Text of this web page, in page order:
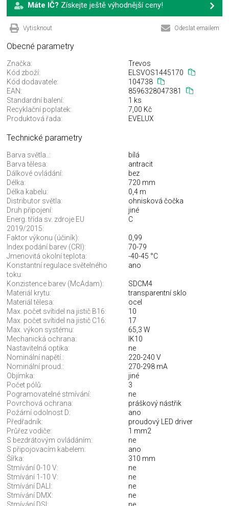
Máte IČ? Získejte ještě výhodnější ceny!
Vytisknout Odeslat emailem
Obecné parametry
Značka:
Trevos
Kód zboží:
ELSVOS1445170
Kód dodavatele:
104738
EAN:
8596328047381
Standardní balení:
1 ks
Recyklační poplatek:
7,00 Kč
Produktová řada:
EVELUX
Technické parametry
Barva světla..:
bílá
Barva tělesa:
antracit
Dálkové ovládání:
bez
Délka:
720 mm
Délka kabelu:
0,4 m
Distributor světla:
ohnisková čočka
Druh připojení:
jiné
Energ. třída sv. zdroje EU
2019/2015:
C
Faktor výkonu (účiník):
0,99
Index podání barev (CRI):
70-79
Jmenovitá okolní teplota:
-40-45 °C
Konstantní regulace světelného
toku:
ano
Konzistence barev (McAdam):
SDCM4
Materiál krytu:
transparentní sklo
Materiál tělesa:
ocel
Max. počet svítidel na jistič B16:
10
Max. počet svítidel na jistič C16:
17
Max. výkon systému:
65,3 W
Mechanická ochrana:
IK10
Nastavitelná optika:
ne
Nominální napětí.:
220-240 V
Nominální proud.:
270-298 mA
Objímka:
jiné
Počet pólů:
3
Pogramovatelné stmívání:
ne
Povrchová ochrana:
práškový nástřik
Požární odolnost D:
ano
Předřadník:
proudový LED driver
Průřez vodiče:
1 mm2
S bezdrátovým ovládáním:
ne
S připojovacím kabelem:
ano
Šířka:
310 mm
Stmívání 0-10 V:
ne
Stmívání 1-10 V:
ne
Stmívání DALI:
ne
Stmívání DMX:
ne